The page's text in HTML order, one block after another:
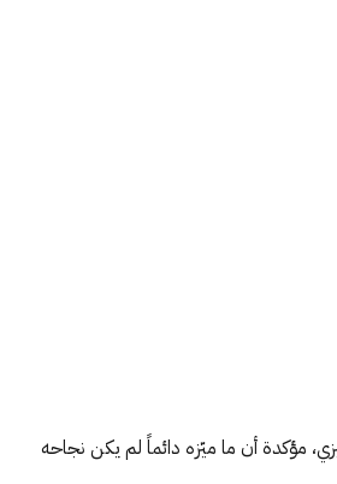
مؤكدة أن ما ميّزه دائماً لم يكن نجاحه